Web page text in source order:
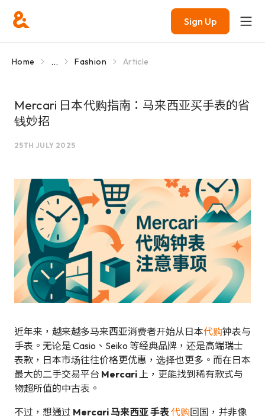
Sign Up
Home ... Fashion Article
Mercari 日本代购指南：马来西亚买手表的省
钱妙招
25TH JULY 2025
近年来，越来越多马来西亚消费者开始从日本代购钟表与
手表。无论是 Casio、Seiko 等经典品牌，还是高端瑞士
表款，日本市场往往价格更优惠，选择也更多。而在日本
最大的二手交易平台 Mercari 上，更能找到稀有款式与
物超所值的中古表。
不过，想通过 Mercari 马来西亚 手表 代购回国，并非像